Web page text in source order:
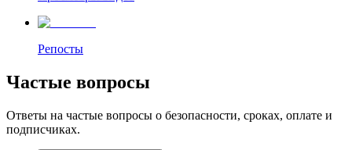
Репосты
Частые вопросы
Ответы на частые вопросы о безопасности, сроках, оплате и
подписчиках.